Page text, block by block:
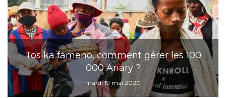
Tosika fameno, comment gérer les 100
000 Ariary ?
mardi 19 mai 2020